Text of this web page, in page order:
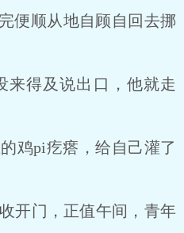
便顺从地自顾自回去挪
得及说出口，他就走
pi疙瘩，给自己灌了
门，正值午间，青年